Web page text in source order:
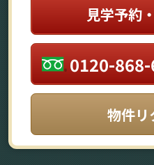
見学予約
0120-
物件リ